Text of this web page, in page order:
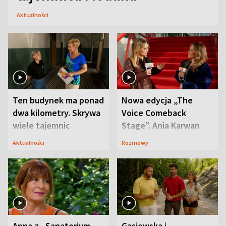
Aktualności
Ten budynek ma ponad
dwa kilometry. Skrywa
wiele tajemnic
Aktualności
Nowa edycja „The
Voice Comeback
Stage”. Ania Karwan
zapowiada
Rozmowy